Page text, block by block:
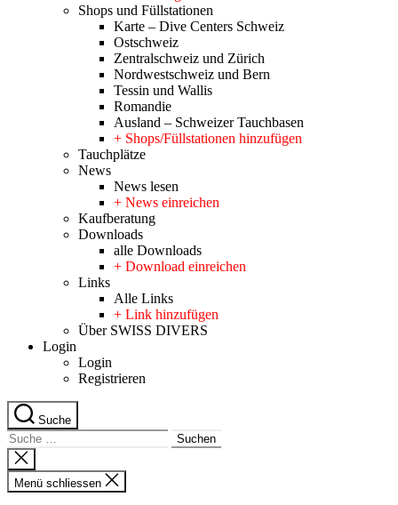
Shops und Füllstationen
Karte – Dive Centers Schweiz
Ostschweiz
Zentralschweiz und Zürich
Nordwestschweiz und Bern
Tessin und Wallis
Romandie
Ausland – Schweizer Tauchbasen
+ Shops/Füllstationen hinzufügen
Tauchplätze
News
News lesen
+ News einreichen
Kaufberatung
Downloads
alle Downloads
+ Download einreichen
Links
Alle Links
+ Link hinzufügen
Über SWISS DIVERS
Login
Login
Registrieren
Suche
Suche
nach:
Suche
schliessen
Menü schliessen